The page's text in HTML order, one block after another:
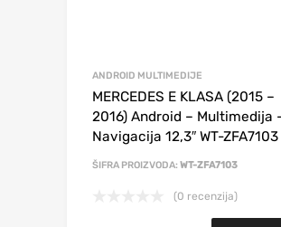
ANDROID MULTIMEDIJE
MERCEDES E KLASA (2015 –
2016) Android – Multimedija
Navigacija 12,3″ WT-ZFA7103
ŠIFRA PROIZVODA: WT-ZFA7103
(0 recenzija)